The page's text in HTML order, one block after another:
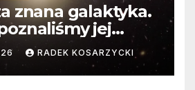
znana galaktyka.
jej
RADEK KOSARZYCKI